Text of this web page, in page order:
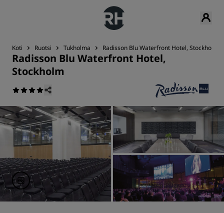
Koti Ruotsi Tukholma Radisson Blu Waterfront Hotel, Stockholm
Radisson Blu Waterfront Hotel,
Stockholm